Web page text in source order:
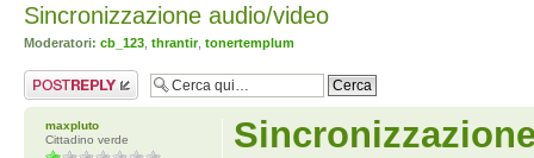
Sincronizzazione audio/video
Moderatori: cb_123 thrantir, tonertemplum
Rispondi al
messaggio
maxpluto
Cittadino verde